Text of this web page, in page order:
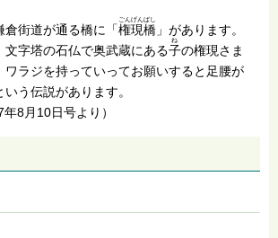
街道が通る橋に「権現橋
ごんげんばし
」があります。
文字塔の石仏で奥武蔵にある子
ね
の権現さま
ワラジを持っていってお願いすると足腰が
う伝説があります。
8月10日号より）